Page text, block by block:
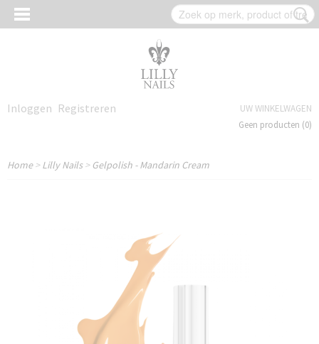
Inloggen Registreren
UW WINKELWAGEN
Geen producten (0)
Home>Lilly Nails> Gelpolish - Mandarin Cream